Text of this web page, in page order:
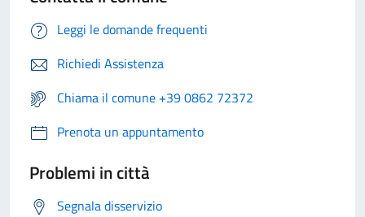
Leggi le domande frequenti
Richiedi Assistenza
Chiama il comune +39 0862 72372
Prenota un appuntamento
Problemi in città
Segnala disservizio